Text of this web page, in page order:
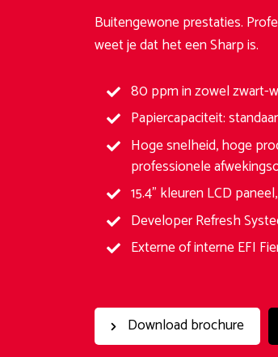
Buitengewone prestaties.
weet je dat het een Sharp is.
80 ppm in zowel zwart-
Papiercapaciteit:
Hoge snelheid, hoge
professionele
15.4” kleuren LCD
Developer Refresh
Externe of interne EFI
Download brochure